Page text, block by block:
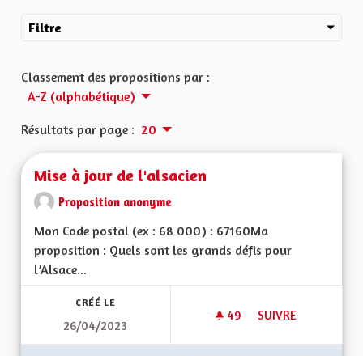
Filtre
Classement des propositions par :
A-Z (alphabétique)
Résultats par page : 20
Mise à jour de l'alsacien
Proposition anonyme
Mon Code postal (ex : 68 000) : 67160Ma
proposition : Quels sont les grands défis pour
l’Alsace...
CRÉÉ LE
26/04/2023
49 49 ABONNÉS
SUIVRE